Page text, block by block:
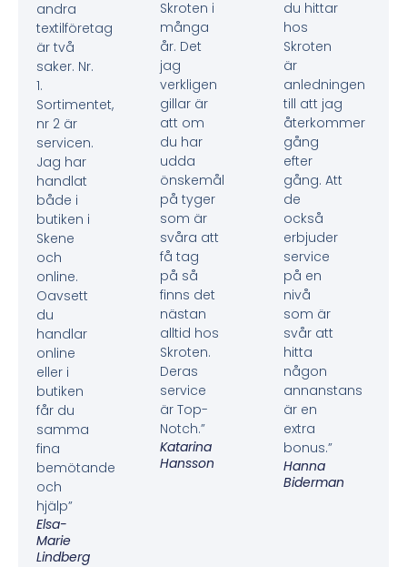
andra
textilföretag
är två
saker. Nr.
1.
Sortimentet,
nr 2 är
servicen.
Jag har
handlat
både i
butiken i
Skene
och
online.
Oavsett
du
handlar
online
eller i
butiken
får du
samma
fina
bemötande
och
hjälp”
Elsa-
Marie
Lindberg
Skroten i
många
år. Det
jag
verkligen
gillar är
att om
du har
udda
önskemål
på tyger
som är
svåra att
få tag
på så
finns det
nästan
alltid hos
Skroten.
Deras
service
är Top-
Notch.”
Katarina
Hansson
du hittar
hos
Skroten
är
anledningen
till att jag
återkommer
gång
efter
gång. Att
de
också
erbjuder
service
på en
nivå
som är
svår att
hitta
någon
annanstans
är en
extra
bonus.”
Hanna
Biderman